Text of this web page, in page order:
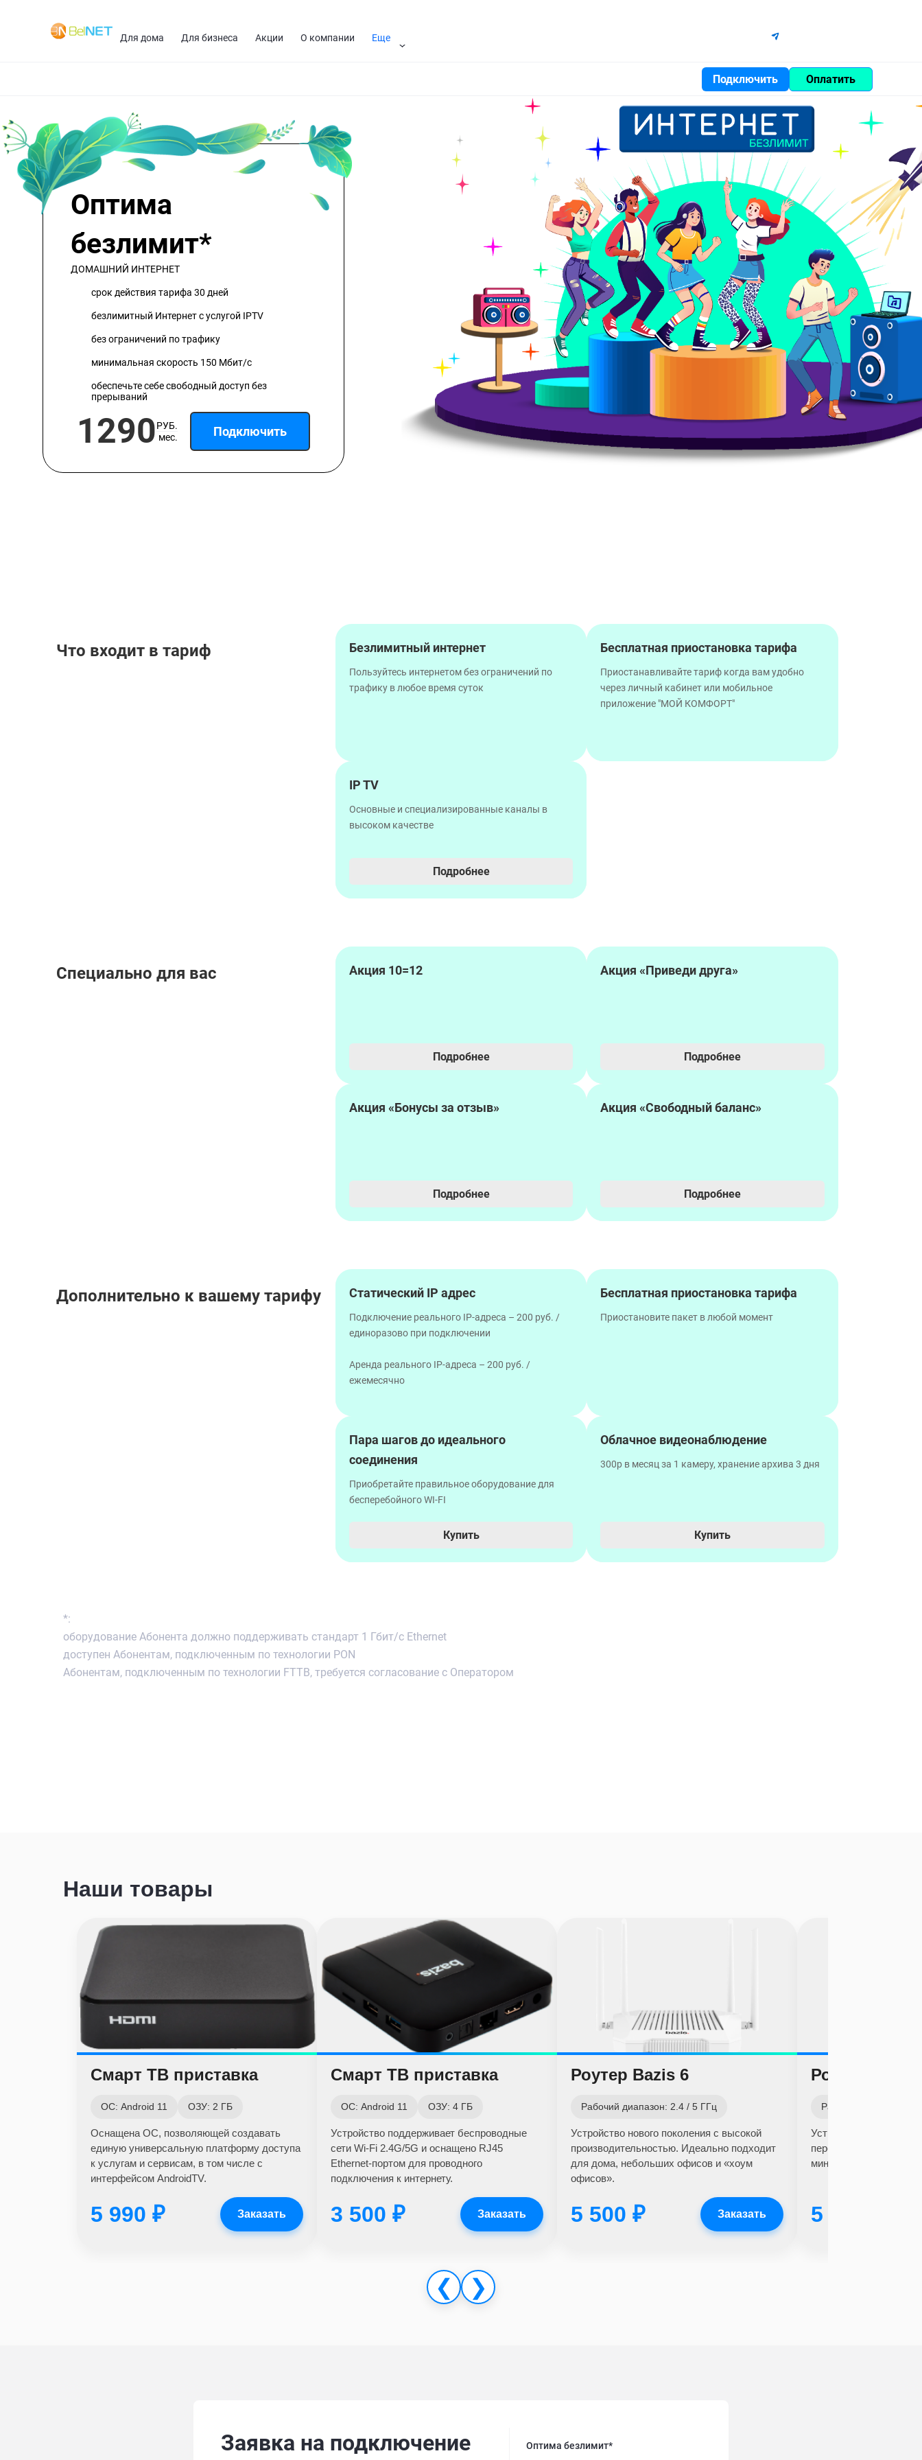
Для дома Для бизнеса Акции О компании Еще
Подключить Оплатить
Оптима
безлимит*
ДОМАШНИЙ ИНТЕРНЕТ
срок действия тарифа 30 дней
безлимитный Интернет с услугой IPTV
без ограничений по трафику
минимальная скорость 150 Мбит/с
обеспечьте себе свободный доступ без
прерываний
1290РУБ.
мес.
Подключить
Что входит в тариф Безлимитный интернет
Пользуйтесь интернетом без ограничений по
трафику в любое время суток
Бесплатная приостановка тарифа
Приостанавливайте тариф когда вам удобно
через личный кабинет или мобильное
приложение "МОЙ КОМФОРТ"
IP TV
Основные и специализированные каналы в
высоком качестве
Подробнее
Специально для вас Акция 10=12
Подробнее
Акция «Приведи друга»
Подробнее
Акция «Бонусы за отзыв»
Подробнее
Акция «Свободный баланс»
Подробнее
Дополнительно к вашему тарифу Статический IP адрес
Подключение реального IP-адреса – 200 руб. /
единоразово при подключении
Аренда реального IP-адреса – 200 руб. /
ежемесячно
Бесплатная приостановка тарифа
Приостановите пакет в любой момент
Пара шагов до идеального
соединения
Приобретайте правильное оборудование для
бесперебойного WI-FI
Купить
Облачное видеонаблюдение
300р в месяц за 1 камеру, хранение архива 3 дня
Купить
*:
оборудование Абонента должно поддерживать стандарт 1 Гбит/с Ethernet
доступен Абонентам, подключенным по технологии PON
Абонентам, подключенным по технологии FTTB, требуется согласование с Оператором
Наши товары
Смарт ТВ приставка
ОС: Android 11 ОЗУ: 2 ГБ
Оснащена ОС, позволяющей создавать
единую универсальную платформу доступа
к услугам и сервисам, в том числе с
интерфейсом AndroidTV.
5 990 ₽ Заказать
Смарт ТВ приставка
ОС: Android 11 ОЗУ: 4 ГБ
Устройство поддерживает беспроводные
сети Wi-Fi 2.4G/5G и оснащено RJ45
Ethernet-портом для проводного
подключения к интернету.
3 500 ₽ Заказать
Роутер Bazis 6
Рабочий диапазон: 2.4 / 5 ГГц
Устройство нового поколения с высокой
производительностью. Идеально подходит
для дома, небольших офисов и «хоум
офисов».
5 500 ₽ Заказать
Роутер Origo
Рабочий диапазон:
Устройство
передачу данных
минимизируя
5 500 ₽
❮ ❯
Заявка на подключение Оптима безлимит*
Alternative: